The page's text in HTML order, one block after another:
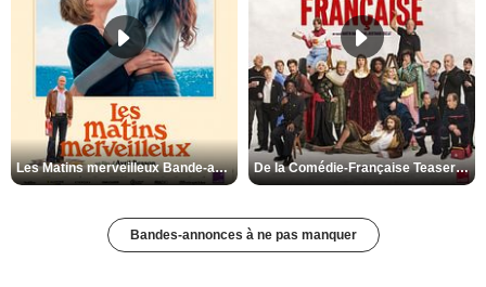
Les Matins merveilleux Bande-annonce VF De la Comédie-Française Teaser VF
Bandes-annonces à ne pas manquer